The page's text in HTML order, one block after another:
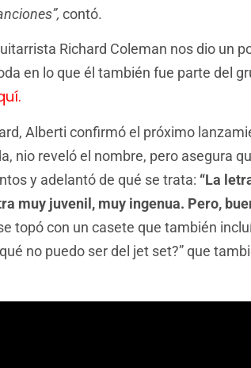
contó.
Richard Coleman nos dio un
en lo que él también fue parte del
Alberti confirmó el próximo
nio reveló el nombre, pero asegura
y adelantó de qué se trata: “La
muy juvenil, muy ingenua. Pero,
topó con un casete que también
no puedo ser del jet set?” que